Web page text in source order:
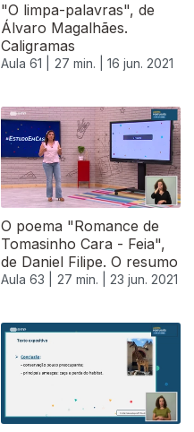
"O limpa-palavras", de
Álvaro Magalhães.
Caligramas
Aula 61 | 27 min. | 16 jun. 2021
O poema "Romance de
Tomasinho Cara - Feia",
de Daniel Filipe. O resumo
Aula 63 | 27 min. | 23 jun. 2021